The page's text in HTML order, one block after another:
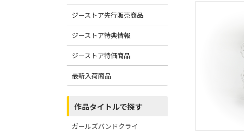
ジーストア先行販売商品
ジーストア特典情報
ジーストア特価商品
最新入荷商品
作品タイトルで探す
ガールズバンドクライ